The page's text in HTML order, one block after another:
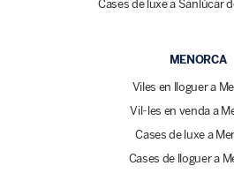
Cases de luxe a Sanlúcar
MENORCA
Viles en lloguer a
Vil·les en venda a
Cases de luxe a
Cases de lloguer a